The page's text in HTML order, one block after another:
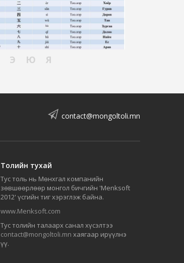
Э Ю Я
contact@mongoltoli.mn
Толийн тухай
Тус толь нь Мөнхгал компанийн
зөвшөөрлөөр монгол бичгийн 'Menksoft
2012' үсгийн тиг хэрэглэж байна.
www.Menksoft.com
Тус толийн талаарх санал хүсэлтээ
contact@mongoltoli.mn хаягаар ирүүлнэ
үү.